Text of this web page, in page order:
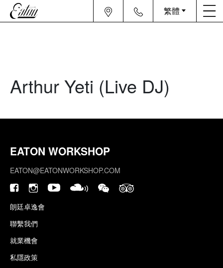
繁體
Arthur Yeti (Live DJ)
EATON WORKSHOP
EATON@EATONWORKSHOP.COM
朗廷卓逸會
聯繫我們
就業機會
私隱政策